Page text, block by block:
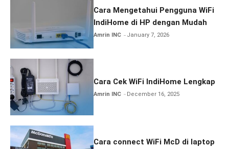
Cara Mengetahui Pengguna WiFi
IndiHome di HP dengan Mudah
Amrin INC January 7, 2026
Cara Cek WiFi IndiHome Lengkap
Amrin INC December 16, 2025
Cara connect WiFi McD di laptop